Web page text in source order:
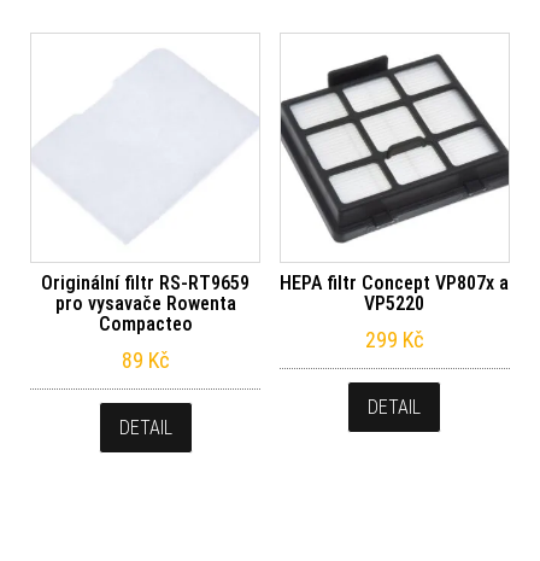
Originální filtr RS-RT9659
pro vysavače Rowenta
Compacteo
89 Kč
DETAIL
HEPA filtr Concept VP807x a
VP5220
299 Kč
DETAIL